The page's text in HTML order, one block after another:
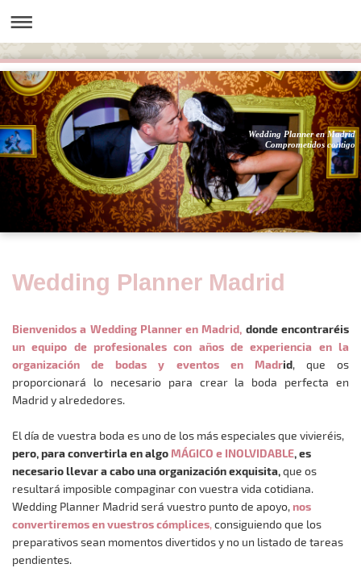
Wedding Planner en Madrid
Comprometidos contigo
Wedding Planner Madrid
Bienvenidos a Wedding Planner en Madrid, donde encontraréis
un equipo de profesionales con años de experiencia en la
organización de bodas y eventos en Madrid, que os
proporcionará lo necesario para crear la boda perfecta en
Madrid y alrededores.
El día de vuestra boda es uno de los más especiales que vivieréis,
pero, para convertirla en algo MÁGICO e INOLVIDABLE, es
necesario llevar a cabo una organización exquisita,que os
resultará imposible compaginar con vuestra vida cotidiana.
Wedding Planner Madrid será vuestro punto de apoyo, nos
convertiremos en vuestros cómplices, consiguiendo que los
preparativos sean momentos divertidos y no un listado de tareas
pendientes.